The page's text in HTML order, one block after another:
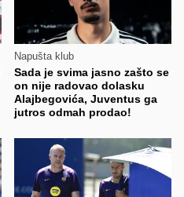
Napušta klub
Sada je svima jasno zašto se
on nije radovao dolasku
Alajbegovića, Juventus ga
jutros odmah prodao!